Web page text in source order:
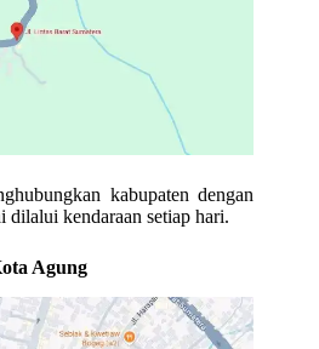
kabupaten dengan
dilalui kendaraan setiap hari.
Agung